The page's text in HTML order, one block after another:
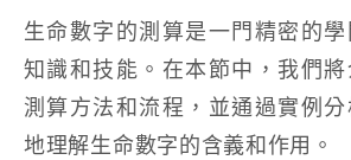
生命數字的測算是一門精密的
知識和技能。在本節中，我們
測算方法和流程，並通過實例
地理解生命數字的含義和作用。